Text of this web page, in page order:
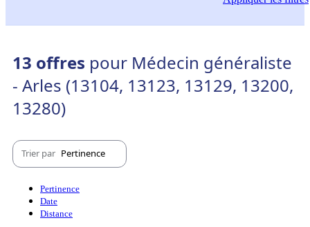
13 offres pour Médecin généraliste
- Arles (13104, 13123, 13129, 13200,
13280)
Trier par Pertinence
Pertinence
Date
Distance